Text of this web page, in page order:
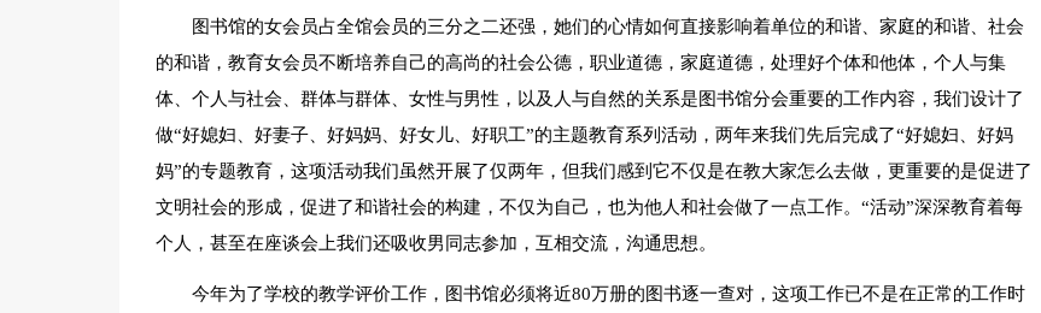
图书馆的女会员占全馆会员的三分之二还强，她们的心情如何直接影响着单位的和谐、家庭的和谐、社会
的和谐，教育女会员不断培养自己的高尚的社会公德，职业道德，家庭道德，处理好个体和他体，个人与集
体、个人与社会、群体与群体、女性与男性，以及人与自然的关系是图书馆分会重要的工作内容，我们设计了
做“好媳妇、好妻子、好妈妈、好女儿、好职工”的主题教育系列活动，两年来我们先后完成了“好媳妇、好妈
妈”的专题教育，这项活动我们虽然开展了仅两年，但我们感到它不仅是在教大家怎么去做，更重要的是促进了
文明社会的形成，促进了和谐社会的构建，不仅为自己，也为他人和社会做了一点工作。“活动”深深教育着每
个人，甚至在座谈会上我们还吸收男同志参加，互相交流，沟通思想。
今年为了学校的教学评价工作，图书馆必须将近80万册的图书逐一查对，这项工作已不是在正常的工作时